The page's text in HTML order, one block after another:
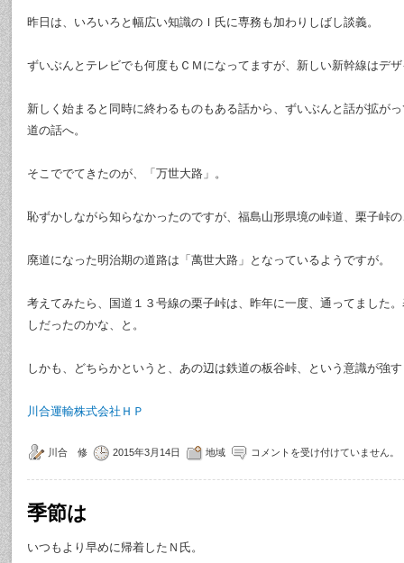
昨日は、いろいろと幅広い知識のＩ氏に専務も加わりしばし談義。
ずいぶんとテレビでも何度もＣＭになってますが、新しい新幹線はデ
新しく始まると同時に終わるものもある話から、ずいぶんと話が拡が
道の話へ。
そこででてきたのが、「万世大路」。
恥ずかしながら知らなかったのですが、福島山形県境の峠道、栗子峠
廃道になった明治期の道路は「萬世大路」となっているようですが。
考えてみたら、国道１３号線の栗子峠は、昨年に一度、通ってました
しだったのかな、と。
しかも、どちらかというと、あの辺は鉄道の板谷峠、という意識が強
川合運輸株式会社ＨＰ
川合 修 2015年3月14日 地域 コメントを受け付けていません。
季節は
いつもより早めに帰着したＮ氏。